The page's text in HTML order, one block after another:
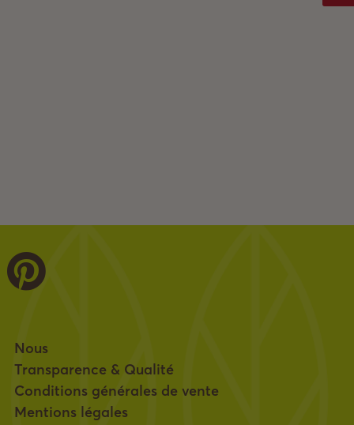
Nous
Transparence & Qualité
Conditions générales de vente
Mentions légales